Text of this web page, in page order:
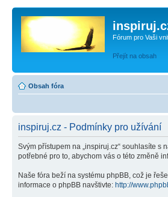
Fórum pro Vaši
Přejít na obsah
Obsah fóra
inspiruj.cz - Podmínky pro užívání
Svým přístupem na „inspiruj.cz“ souhlasíte
potřebné pro to, abychom vás o této změně
Naše fóra beží na systému phpBB, což je
informace o phpBB navštivte: http://